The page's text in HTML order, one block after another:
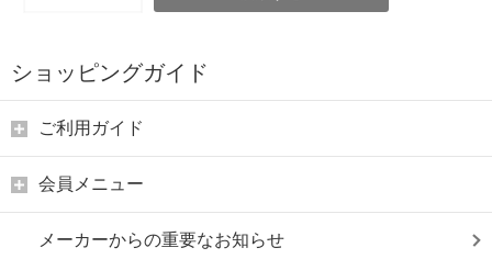
ショッピングガイド
ご利用ガイド
会員メニュー
メーカーからの重要なお知らせ